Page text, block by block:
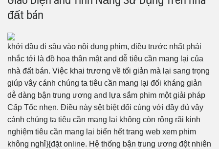
đất bán
khởi đầu đi sâu vào nội dung phim, điều trước nhất phải
nhắc tới là đồ họa thân mật and dễ tiêu cần mang lại của
nhà đất bán. Việc khai trương về tối giản mà lại sang trọng
giúp vây cánh chúng ta tiêu cần mang lại đối kháng giản
dễ dàng bận trung ương and lựa sắm phim một giải pháp
Cấp Tốc nhẹn. Điều này sệt biệt đối cùng với đầy đủ vây
cánh chúng ta tiêu cần mang lại không còn rộng rãi kinh
nghiệm tiêu cần mang lại biển hết trang web xem phim
không nghỉ}{đặt online. Hệ thống bận trung ương đột nhiên